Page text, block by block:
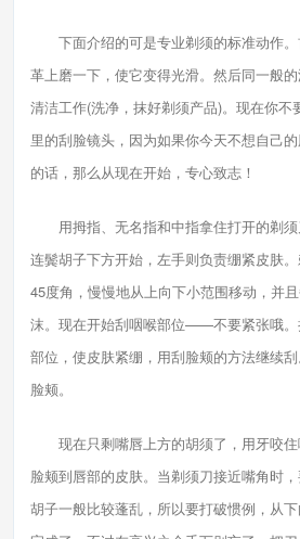
下面介绍的可是专业剃须的标准动作。
革上磨一下，使它变得光滑。然后同一般
清洁工作(洗净，抹好剃须产品)。现在你不
里的刮脸镜头，因为如果你今天不想自己
的话，那么从现在开始，专心致志！
用拇指、无名指和中指拿住打开的剃须
连鬓胡子下方开始，左手则负责绷紧皮肤
45度角，慢慢地从上向下小范围移动，并
沫。现在开始刮咽喉部位——不要紧张哦
部位，使皮肤紧绷，用刮脸颊的方法继续
脸颊。
现在只剩嘴唇上方的胡须了，用牙咬住
脸颊到唇部的皮肤。当剃须刀接近嘴角时
胡子一般比较蓬乱，所以要打破惯例，从